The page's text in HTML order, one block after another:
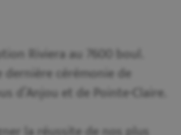
Riviera au 7600 boul.
dernière cérémonie de
d’Anjou et de Pointe-Claire.